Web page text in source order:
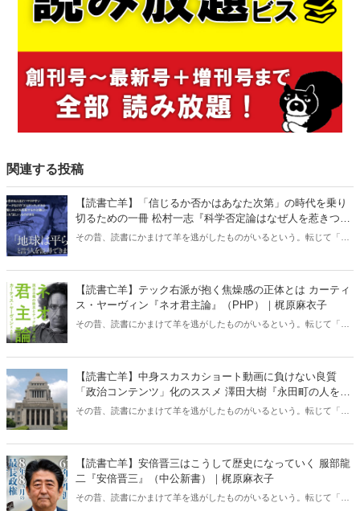
関連する投稿
【読書亡羊】「信じるか否かはあなた次第」の時代を乗り
切るための一冊 松村一志『科学否定論はなぜ人を惹きつけ
るのか』（ちくま新書）｜梶原麻衣子
その昔、読書にかまけて羊を逃がしたものがいるという。転じて「読
ある。元月刊『Hanada』編集部員のライター・梶原がお送りする時事
書評！
【読書亡羊】テック右派が抱く焦燥感の正体とは カーティ
ス・ヤーヴィン『ネオ君主論』（PHP）｜梶原麻衣子
その昔、読書にかまけて羊を逃がしたものがいるという。転じて「読
ある。元月刊『Hanada』編集部員のライター・梶原がお送りする時事
書評！
【読書亡羊】中身スカスカショート動画に負けない良質
「政治コンテンツ」化のススメ 澤田大樹『永田町の人をウ
ォッチしてみた』（カンゼン）｜梶原麻衣子
その昔、読書にかまけて羊を逃がしたものがいるという。転じて「読
ある。元月刊『Hanada』編集部員のライター・梶原がお送りする時事
書評！
【読書亡羊】安倍晋三はこうして歴史になっていく 服部龍
二『安倍晋三』（中公新書）｜梶原麻衣子
その昔、読書にかまけて羊を逃がしたものがいるという。転じて「読